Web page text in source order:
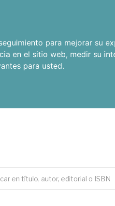
para mejorar su
en el sitio web, medir su
para usted.